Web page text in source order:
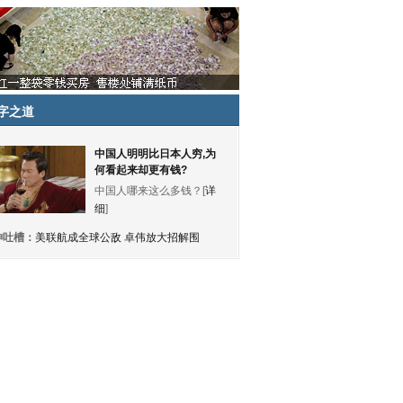
之道
中国人明明比日本人穷,为
何看起来却更有钱?
中国人哪来这么多钱？[详
细]
槽： 美联航成全球公敌 卓伟放大招解围